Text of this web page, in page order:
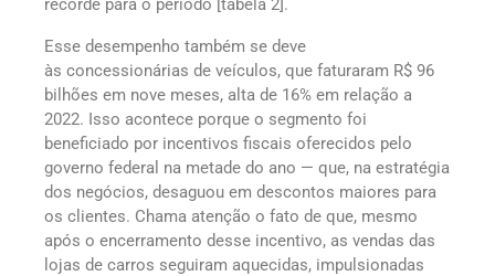
recorde para o período [tabela 2].
Esse desempenho também se deve
às concessionárias de veículos, que faturaram R$ 96
bilhões em nove meses, alta de 16% em relação a
2022. Isso acontece porque o segmento foi
beneficiado por incentivos fiscais oferecidos pelo
governo federal na metade do ano — que, na estratégia
dos negócios, desaguou em descontos maiores para
os clientes. Chama atenção o fato de que, mesmo
após o encerramento desse incentivo, as vendas das
lojas de carros seguiram aquecidas, impulsionadas